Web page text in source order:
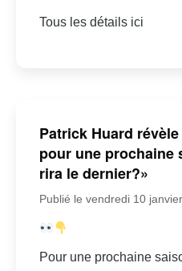
Tous les détails ici
Patrick Huard
pour une prochaine
rira le dernier?»
Publié le vendredi 10
Pour une prochaine